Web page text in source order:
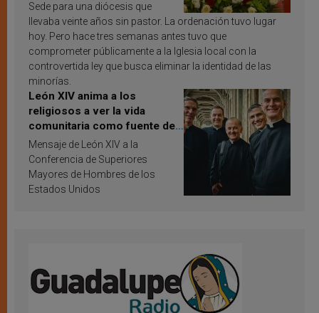
Sede para una diócesis que
llevaba veinte años sin pastor. La ordenación tuvo lugar
hoy. Pero hace tres semanas antes tuvo que
comprometer públicamente a la Iglesia local con la
controvertida ley que busca eliminar la identidad de las
minorías.
León XIV anima a los
religiosos a ver la vida
comunitaria como fuente de
inspiración y santificación
Mensaje de León XIV a la
Conferencia de Superiores
Mayores de Hombres de los
Estados Unidos